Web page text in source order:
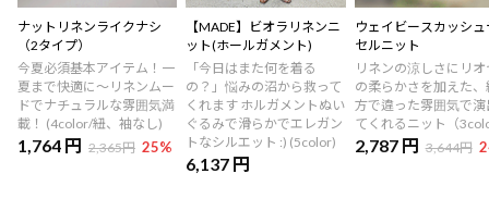
ナットリネンライクナシ
（2タイプ）
今夏必須基本アイテム！一
夏まで快適に～リネンムー
ドでナチュラルな雰囲気満
載！ (4color/紐、袖なし)
1,764 円 2,365円 25%
【MADE】ビオラリネンニ
ット(ホールガメント)
「今日はまた何を着る
の？」悩みの沼から救って
くれます ホルガメントぬい
ぐるみで滑らかでエレガン
トなシルエット :) (5color)
6,137 円
ウェイビースカッシュ
セルニット
リネンの涼しさにリオ
の柔らかさを加えた、
方で違った雰囲気で演
てくれるニット（
2,787 円 3,644円